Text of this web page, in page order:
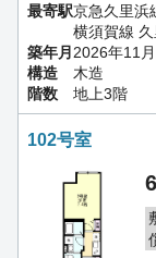
最寄駅京急久里浜
横須賀線 久
築年月2026年11月
構造
木造
階数
地上3階
102号室